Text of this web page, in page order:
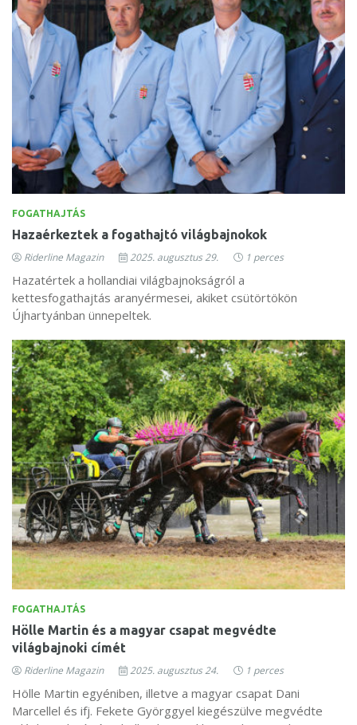
FOGATHAJTÁS
Hazaérkeztek a fogathajtó világbajnokok
Riderline Magazin 2025. augusztus 29. 1 perces
Hazatértek a hollandiai világbajnokságról a
kettesfogathajtás aranyérmesei, akiket csütörtökön
Újhartyánban ünnepeltek.
FOGATHAJTÁS
Hölle Martin és a magyar csapat megvédte
világbajnoki címét
Riderline Magazin 2025. augusztus 24. 1 perces
Hölle Martin egyéniben, illetve a magyar csapat Dani
Marcellel és ifj. Fekete Györggyel kiegészülve megvédte